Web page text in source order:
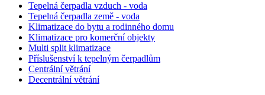
Tepelná čerpadla vzduch - voda
Tepelná čerpadla země - voda
Klimatizace do bytu a rodinného domu
Klimatizace pro komerční objekty
Multi split klimatizace
Příslušenství k tepelným čerpadlům
Centrální větrání
Decentrální větrání